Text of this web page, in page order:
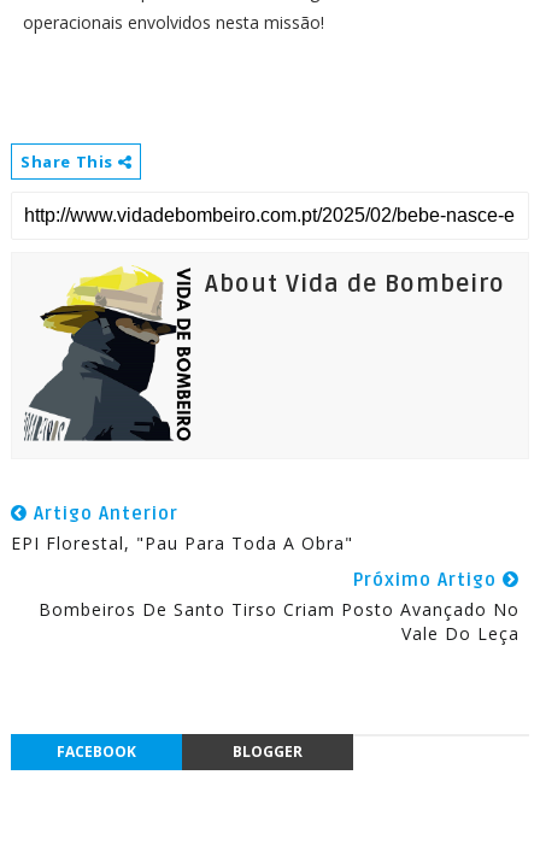
operacionais envolvidos nesta missão!
Share This
About Vida de Bombeiro
Artigo Anterior
EPI Florestal, "Pau Para Toda A Obra"
Próximo Artigo
Bombeiros De Santo Tirso Criam Posto Avançado No
Vale Do Leça
FACEBOOK BLOGGER